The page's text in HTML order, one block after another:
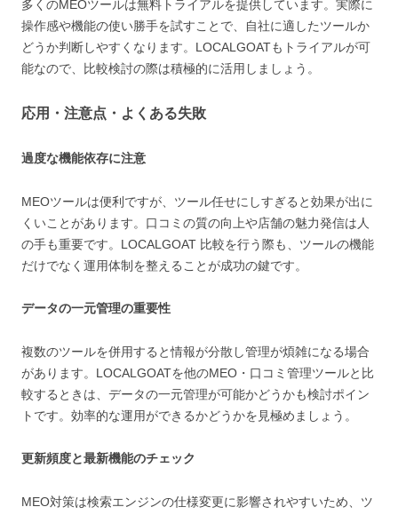
多くのMEOツールは無料トライアルを提供しています。実際に
操作感や機能の使い勝手を試すことで、自社に適したツールか
どうか判断しやすくなります。LOCALGOATもトライアルが可
能なので、比較検討の際は積極的に活用しましょう。
応用・注意点・よくある失敗
過度な機能依存に注意
MEOツールは便利ですが、ツール任せにしすぎると効果が出に
くいことがあります。口コミの質の向上や店舗の魅力発信は人
の手も重要です。LOCALGOAT 比較を行う際も、ツールの機能
だけでなく運用体制を整えることが成功の鍵です。
データの一元管理の重要性
複数のツールを併用すると情報が分散し管理が煩雑になる場合
があります。LOCALGOATを他のMEO・口コミ管理ツールと比
較するときは、データの一元管理が可能かどうかも検討ポイン
トです。効率的な運用ができるかどうかを見極めましょう。
更新頻度と最新機能のチェック
MEO対策は検索エンジンの仕様変更に影響されやすいため、ツ